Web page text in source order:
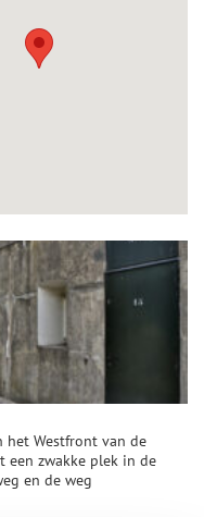
het Westfront van de
een zwakke plek in de
en de weg